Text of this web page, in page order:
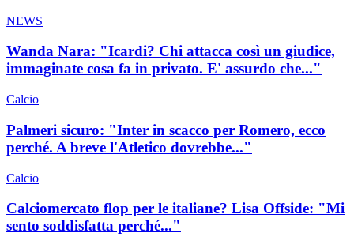
NEWS
Wanda Nara: "Icardi? Chi attacca così un giudice,
immaginate cosa fa in privato. E' assurdo che..."
Calcio
Palmeri sicuro: "Inter in scacco per Romero, ecco
perché. A breve l'Atletico dovrebbe..."
Calcio
Calciomercato flop per le italiane? Lisa Offside: "Mi
sento soddisfatta perché..."